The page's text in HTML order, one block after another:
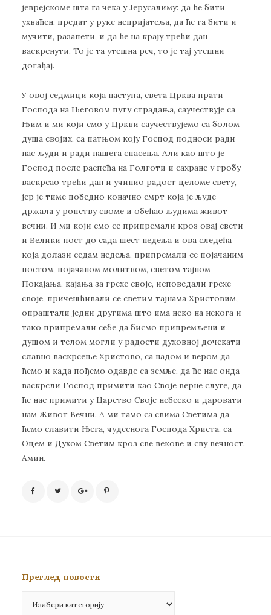
јеврејскоме шта га чека у Јерусалиму: да ће бити
ухваћен, предат у руке непријатеља, да ће га бити и
мучити, разапети, и да ће на крају трећи дан
васкрснути. То је та утешна реч, то је тај утешни
догађај.
У овој седмици која наступа, света Црква прати
Господа на Његовом путу страдања, саучествује са
Њим и ми који смо у Цркви саучествујемо са болом
душа својих, са патњом коју Господ подноси ради
нас људи и ради нашега спасења. Али као што је
Господ после распећа на Голготи и сахране у гробу
васкрсао трећи дан и учинио радост целоме свету,
јер је тиме победио коначно смрт која је људе
држала у ропству своме и обећао људима живот
вечни. И ми који смо се припремали кроз овај свети
и Велики пост до сада шест недеља и ова следећа
која долази седам недеља, припремали се појачаним
постом, појачаном молитвом, светом тајном
Покајања, кајања за грехе своје, исповедали грехе
своје, причешћивали се светим тајнама Христовим,
опраштали једни другима што има неко на некога и
тако припремали себе да бисмо припремљени и
душом и телом могли у радости духовној дочекати
славно васкрсење Христово, са надом и вером да
ћемо и када пођемо одавде са земље, да ће нас онда
васкрсли Господ примити као Своје верне слуге, да
ће нас примити у Царство Своје небеско и даровати
нам Живот Вечни. А ми тамо са свима Светима да
ћемо славити Њега, чудеснога Господа Христа, са
Оцем и Духом Светим кроз све векове и сву вечност.
Амин.
Преглед новости
новости